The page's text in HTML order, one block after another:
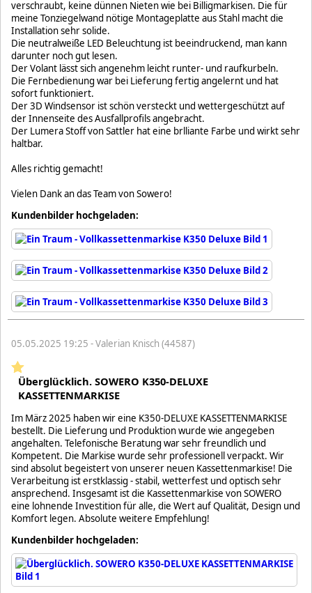
verschraubt, keine dünnen Nieten wie bei Billigmarkisen. Die für
meine Tonziegelwand nötige Montageplatte aus Stahl macht die
Installation sehr solide.
Die neutralweiße LED Beleuchtung ist beeindruckend, man kann
darunter noch gut lesen.
Der Volant lässt sich angenehm leicht runter- und raufkurbeln.
Die Fernbedienung war bei Lieferung fertig angelernt und hat
sofort funktioniert.
Der 3D Windsensor ist schön versteckt und wettergeschützt auf
der Innenseite des Ausfallprofils angebracht.
Der Lumera Stoff von Sattler hat eine brlliante Farbe und wirkt sehr
haltbar.
Alles richtig gemacht!
Vielen Dank an das Team von Sowero!
Kundenbilder hochgeladen:
05.05.2025 19:25 - Valerian Knisch (44587)
Überglücklich. SOWERO K350-DELUXE
KASSETTENMARKISE
Im März 2025 haben wir eine K350-DELUXE KASSETTENMARKISE
bestellt. Die Lieferung und Produktion wurde wie angegeben
angehalten. Telefonische Beratung war sehr freundlich und
Kompetent. Die Markise wurde sehr professionell verpackt. Wir
sind absolut begeistert von unserer neuen Kassettenmarkise! Die
Verarbeitung ist erstklassig - stabil, wetterfest und optisch sehr
ansprechend. Insgesamt ist die Kassettenmarkise von SOWERO
eine lohnende Investition für alle, die Wert auf Qualität, Design und
Komfort legen. Absolute weitere Empfehlung!
Kundenbilder hochgeladen: